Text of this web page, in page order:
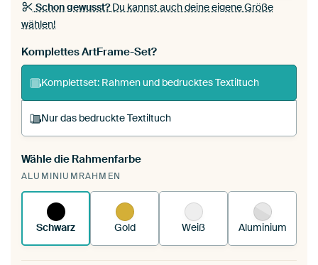
Schon gewusst?Du kannst auch deine eigene Größe
wählen!
Komplettes ArtFrame-Set?
Komplettset: Rahmen und bedrucktes Textiltuch
Nur das bedruckte Textiltuch
Du spannst einen wechselbaren Textiltuch in
deinen vorhandenen ArtFrame™.
funktioniert es.
Wähle die Rahmenfarbe
ALUMINIUMRAHMEN
Schwarz Gold Weiß Aluminium